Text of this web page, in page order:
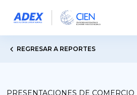
REGRESAR A REPORTES
PRESENTACIONES DE COMERCIO